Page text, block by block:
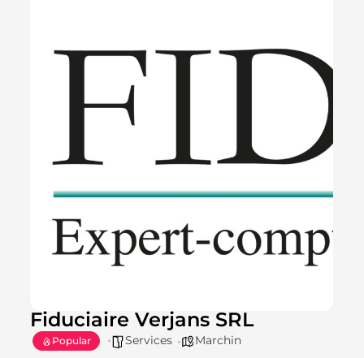
Fiduciaire Verjans SRL
Popular Services Marchin